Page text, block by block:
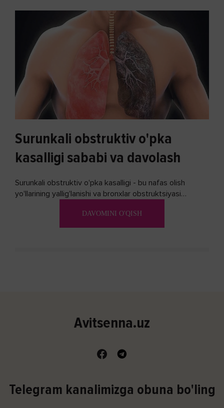
Surunkali obstruktiv o'pka
kasalligi sababi va davolash
Surunkali obstruktiv o'pka kasalligi - bu nafas olish
yo'llarining yallig'lanishi va bronxlar obstruktsiyasi
DAVOMINI O'QISH
Avitsenna.uz
Telegram kanalimizga obuna bo'ling